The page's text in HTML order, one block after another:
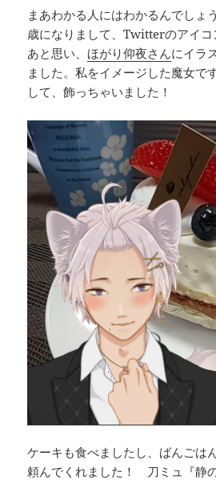
まあわかる人にはわかるんでしょ
歳になりまして、Twitterのアイコ
あと思い、ほがり仰夜さんにイラ
ました。私をイメージした魔女で
して、飾っちゃいました！
ケーキも食べましたし、ばんごは
頼んでくれました！ 刀ミュ『静